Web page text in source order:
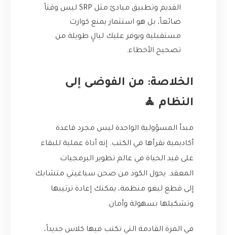
القديم وتطبيق مبادئ مثل SRP ليس وقتاً
ضائعاً، بل هو استثمار يمنع كوارث
مستقبلية ويوفر عليك ليالٍ طويلة من
تصحيح الأخطاء.
الخلاصة: من الفوضى إلى
النظام 🧘
مبدأ المسؤولية الواحدة ليس مجرد قاعدة
أكاديمية نقرأها في الكتب. إنه أداة عملية للبقاء
على قيد الحياة في عالم تطوير البرمجيات
المعقد. يحول الكود من صحن سباغيتي متشابك
إلى قطع ليغو منظمة، يمكنك إعادة ترتيبها
وتشكيلها بسهولة وأمان.
في المرة القادمة التي تكتب فيها كلاس جديداً،